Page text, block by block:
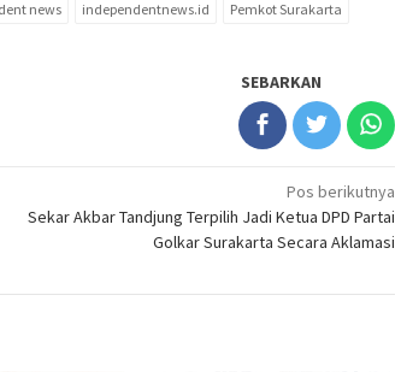
news independentnews.id
Pemkot Surakarta
SEBARKAN
Pos berikutnya
Sekar Akbar Tandjung Terpilih Jadi Ketua DPD Partai
Golkar Surakarta Secara Aklamasi